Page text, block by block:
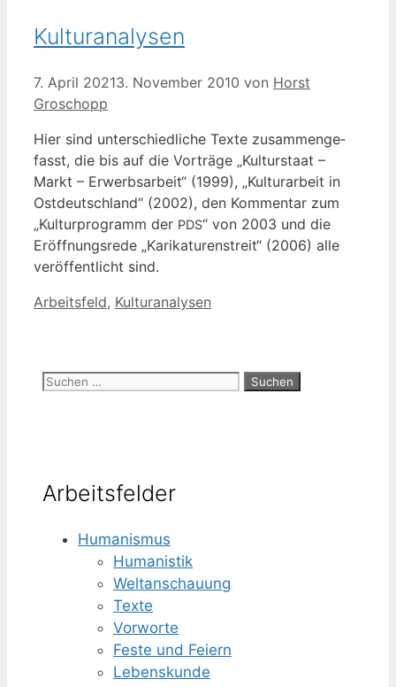
Kulturanalysen
7. April 20213. November 2010 von Horst
Groschopp
Hier sind unter­schied­li­che Tex­te zusam­men­ge­
fasst, die bis auf die Vor­trä­ge „Kul­tur­staat –
Markt – Erwerbs­ar­beit“ (1999), „Kul­tur­ar­beit in
Ost­deutsch­land“ (2002), den Kom­men­tar zum
„Kul­tur­pro­gramm der PDS“ von 2003 und die
Eröff­nungs­re­de „Kari­ka­tu­ren­streit“ (2006) alle
ver­öf­fent­licht sind.
Kategorien
Arbeitsfeld, Kulturanalysen
Suchen
Arbeitsfelder
Humanismus
Humanistik
Weltanschauung
Texte
Vorworte
Feste und Feiern
Lebenskunde